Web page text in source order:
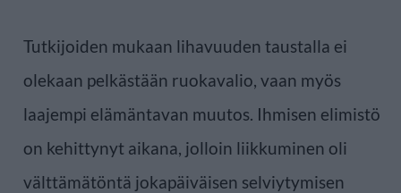
Tutkijoiden mukaan lihavuuden taustalla ei
olekaan pelkästään ruokavalio, vaan myös
laajempi elämäntavan muutos. Ihmisen elimistö
on kehittynyt aikana, jolloin liikkuminen oli
välttämätöntä jokapäiväisen selviytymisen